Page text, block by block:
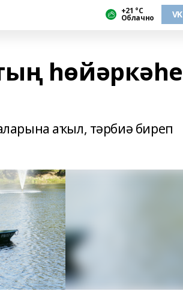
+21 °С
Облачно VK
һөйәркәһе
аҡыл, тәрбиә биреп